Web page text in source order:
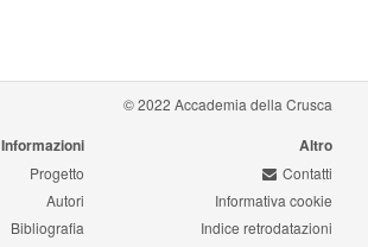
© 2022 Accademia della Crusca
Informazioni
Progetto
Autori
Bibliografia
Altro
Contatti
Informativa cookie
Indice retrodatazioni